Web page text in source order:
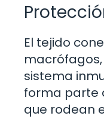
El tejido
sistema
forma parte
que rodean